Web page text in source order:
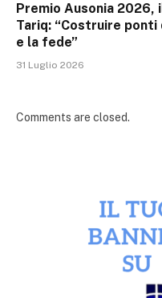
Premio Ausonia 2026,
Tariq: “Costruire
e la fede”
31 Luglio 2026
Comments are closed.